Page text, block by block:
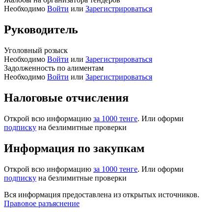
Необходимо Войти или Зарегистрироваться
Руководитель
Уголовный розыск
Необходимо Войти или Зарегистрироваться
Задолженность по алиментам
Необходимо Войти или Зарегистрироваться
Налоговые отчисления
Открой всю информацию за 1000 тенге. Или оформи
подписку на безлимитные проверки
Информация по закупкам
Открой всю информацию за 1000 тенге. Или оформи
подписку на безлимитные проверки
Вся информация предоставлена из открытых источников.
Правовое разъяснение